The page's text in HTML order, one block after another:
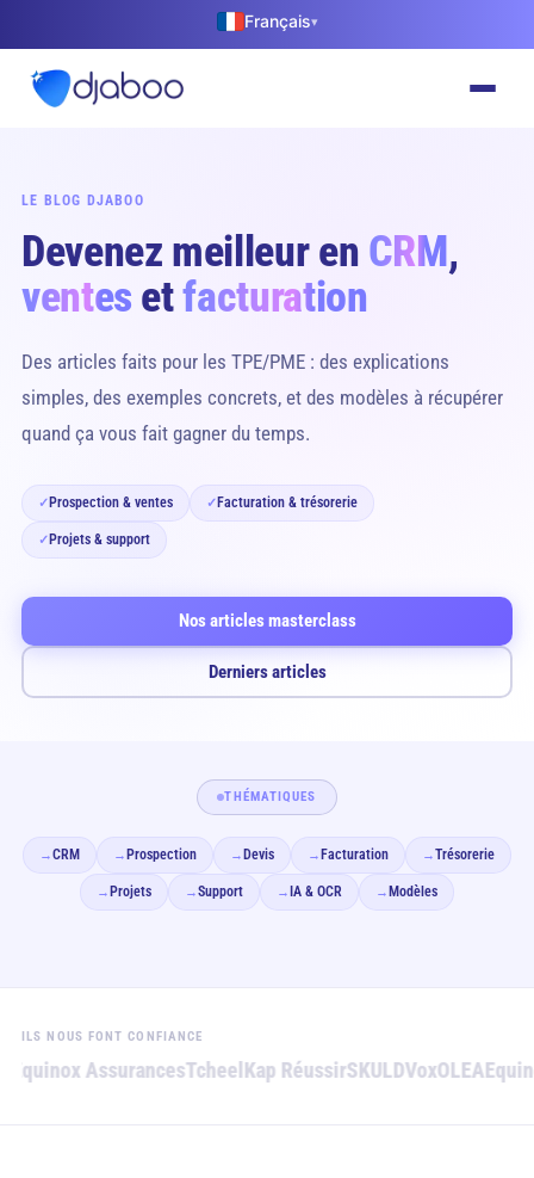
Français▾
LE BLOG DJABOO
Devenez meilleur en CRM,
ventes etfacturation
Des articles faits pour les TPE/PME : des explications
simples, des exemples concrets, et des modèles à récupérer
quand ça vous fait gagner du temps.
✓ Prospection & ventes ✓ Facturation & trésorerie
✓ Projets & support
Nos articles masterclass
Derniers articles
THÉMATIQUES
→CRM → Prospection → Devis → Facturation →Trésorerie
→ Projets →Support → IA & OCR → Modèles
ILS NOUS FONT CONFIANCE
Equinox AssurancesTcheelKap RéussirSKULDVoxOLEA